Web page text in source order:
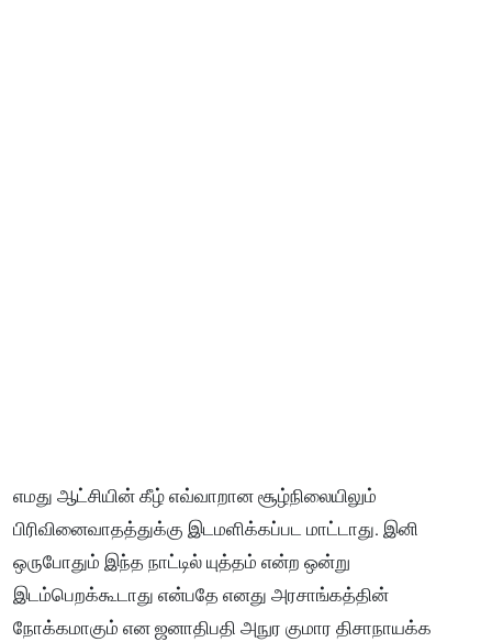
எமது ஆட்சியின் கீழ் எவ்வாறான சூழ்நிலையிலும்
பிரிவினைவாதத்துக்கு இடமளிக்கப்பட மாட்டாது. இனி
ஒருபோதும் இந்த நாட்டில் யுத்தம் என்ற ஒன்று
இடம்பெறக்கூடாது என்பதே எனது அரசாங்கத்தின்
நோக்கமாகும் என ஜனாதிபதி அநுர குமார திசாநாயக்க